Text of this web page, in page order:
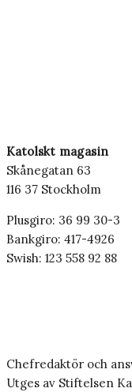
Katolskt magasin
Skånegatan 63
116 37 Stockholm
Plusgiro: 36 99 30-3
Bankgiro: 417-4926
Swish: 123 558 92 88
Chefredaktör och
Utges av Stiftelsen